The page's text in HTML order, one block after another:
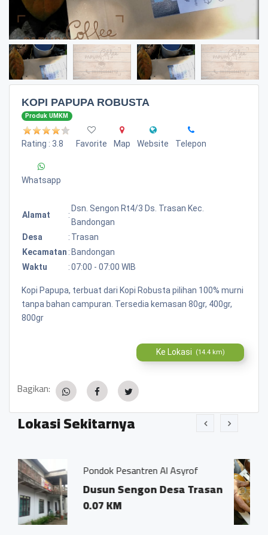
KOPI PAPUPA ROBUSTA
Produk UMKM
Rating : 3.8 Favorite Map Website Telepon
Whatsapp
Alamat :
Dsn. Sengon Rt4/3 Ds. Trasan Kec.
Bandongan
Desa
: Trasan
Kecamatan : Bandongan
Waktu
:07:00 - 07:00 WIB
Kopi Papupa, terbuat dari Kopi Robusta pilihan 100% murni
tanpa bahan campuran. Tersedia kemasan 80gr, 400gr,
800gr
Ke Lokasi (14.4 km)
Bagikan:
Lokasi Sekitarnya
Pesantren Al Asyrof
Sengon Desa Trasan
Jamu
Dsn.
Trasan
0.03 KM